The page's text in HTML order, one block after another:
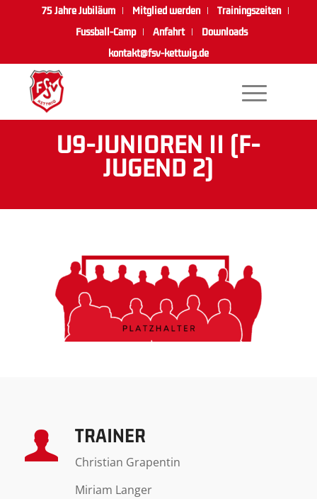
75 Jahre Jubiläum Mitglied werden
Trainingszeiten
Fussball-Camp
Anfahrt
Downloads
kontakt@fsv-kettwig.de
U9-JUNIOREN II (F-
JUGEND 2)
TRAINER
Christian Grapentin
Miriam Langer